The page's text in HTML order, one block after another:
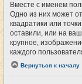
Вместе с именем
Одно из них может
квадратики или
оставили, или на
крупное,
каждого
Вернуться к началу